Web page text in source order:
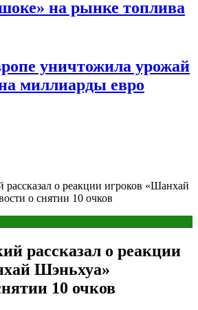
на рынке топлива
уничтожила урожай
миллиарды евро
о реакции игроков «Шанхай
о снятии 10 очков
рассказал о реакции
Шэньхуа»
10 очков